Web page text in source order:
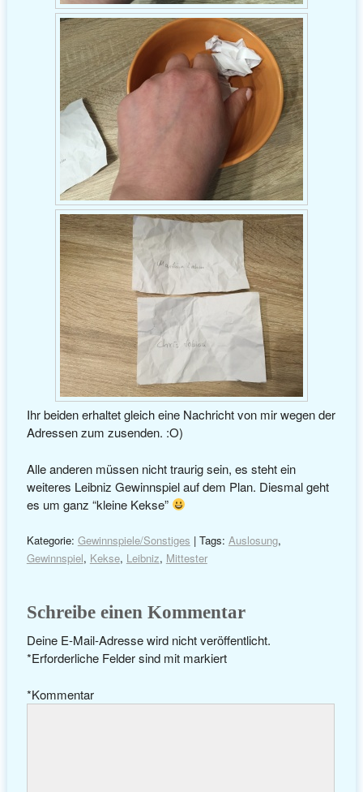
Ihr beiden erhaltet gleich eine Nachricht von mir wegen der
Adressen zum zusenden. :O)
Alle anderen müssen nicht traurig sein, es steht ein
weiteres Leibniz Gewinnspiel auf dem Plan. Diesmal geht
es um ganz “kleine Kekse”
Kategorie: Gewinnspiele/Sonstiges | Tags: Auslosung,
Gewinnspiel, Kekse, Leibniz, Mittester
Schreibe einen Kommentar
Deine E-Mail-Adresse wird nicht veröffentlicht.
Erforderliche Felder sind mit
* markiert
Kommentar
*